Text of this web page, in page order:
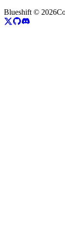
Blueshift © 2026